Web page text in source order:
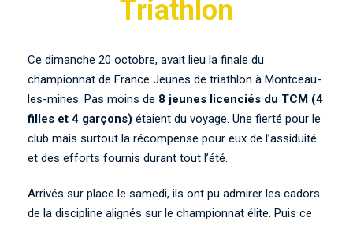
Triathlon
Ce dimanche 20 octobre, avait lieu la finale du
championnat de France Jeunes de triathlon à Montceau-
les-mines. Pas moins de 8 jeunes licenciés du TCM (4
filles et 4 garçons) étaient du voyage. Une fierté pour le
club mais surtout la récompense pour eux de l’assiduité
et des efforts fournis durant tout l’été.
Arrivés sur place le samedi, ils ont pu admirer les cadors
de la discipline alignés sur le championnat élite. Puis ce